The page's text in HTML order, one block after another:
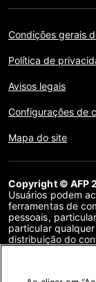
Condições gerais
Política de
Avisos legais
Configurações de
Mapa do site
Copyright © AFP
Usuários podem
ferramentas de
pessoais,
particular
distribuição do
contrato de